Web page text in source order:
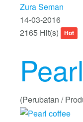
Zura Seman
14-03-2016
2165 Hit(s)
Hot
(Perubatan /